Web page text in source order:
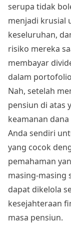
serupa tidak
menjadi krusial
keseluruhan,
risiko mereka
membayar
dalam
Nah, setelah
pensiun di atas
keamanan
Anda sendiri
yang cocok
pemahaman
masing-masing
dapat dikelola
kesejahteraan
masa pensiun.